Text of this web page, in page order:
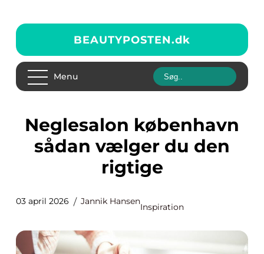
BEAUTYPOSTEN.dk
Menu
Neglesalon københavn
sådan vælger du den
rigtige
03 april 2026 Jannik Hansen
Inspiration